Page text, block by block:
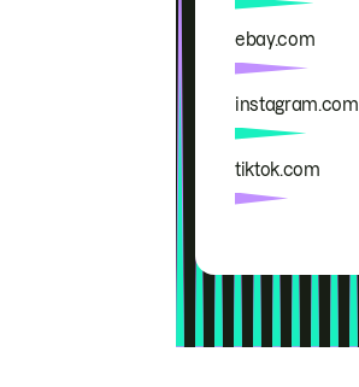
ebay.com
instagram.com
tiktok.com